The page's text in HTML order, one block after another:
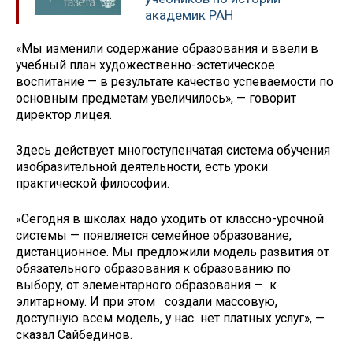
академик РАН
«Мы изменили содержание образования и ввели в
учебный план художественно-эстетическое
воспитание — в результате качество успеваемости по
основным предметам увеличилось», — говорит
директор лицея.
Здесь действует многоступенчатая система обучения
изобразительной деятельности, есть уроки
практической философии.
«Сегодня в школах надо уходить от классно-урочной
системы — появляется семейное образование,
дистанционное. Мы предложили модель развития от
обязательного образования к образованию по
выбору, от элементарного образования — к
элитарному. И при этом создали массовую,
доступную всем модель, у нас нет платных услуг», —
сказал Сайбединов.